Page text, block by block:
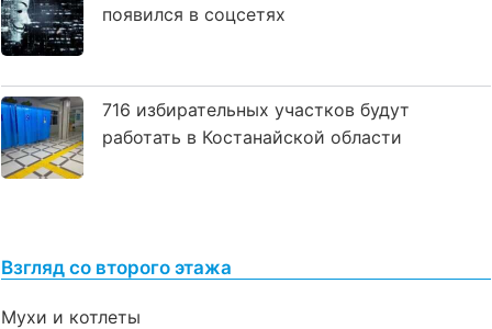
появился в соцсетях
716 избирательных участков будут
работать в Костанайской области
Взгляд со второго этажа
Мухи и котлеты